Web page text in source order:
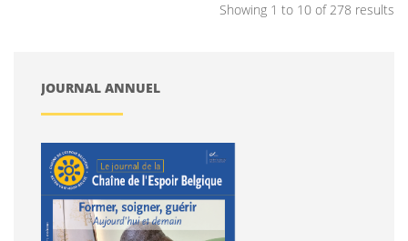
Showing 1 to 10 of 278 results
JOURNAL ANNUEL